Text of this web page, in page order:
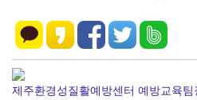
제주특별자치도, 2026년 제주 공
제주환경성질활예방센터 예방교육팀